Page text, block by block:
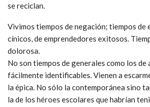
se reciclan.
Vivimos tiempos de negación; tiempos de
cínicos, de emprendedores exitosos.
dolorosa.
No son tiempos de generales como los de
fácilmente identificables. Vienen a
la épica. No sólo la contemporánea sino
la de los héroes escolares que habrían